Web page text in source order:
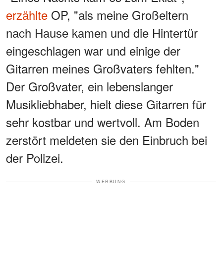
erzählte OP, "als meine Großeltern
nach Hause kamen und die Hintertür
eingeschlagen war und einige der
Gitarren meines Großvaters fehlten."
Der Großvater, ein lebenslanger
Musikliebhaber, hielt diese Gitarren für
sehr kostbar und wertvoll. Am Boden
zerstört meldeten sie den Einbruch bei
der Polizei.
WERBUNG